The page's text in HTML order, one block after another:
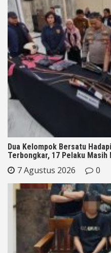
Dua Kelompok Bersatu
Terbongkar, 17 Pelaku Masih
7 Agustus 2026 0